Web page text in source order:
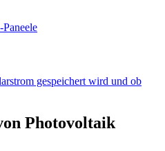
gespeichert wird und ob
Photovoltaik